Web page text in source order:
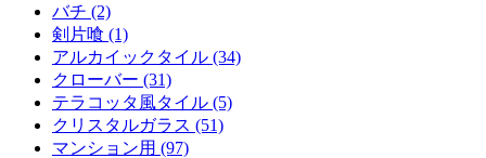
バチ (2)
剣片喰 (1)
アルカイックタイル (34)
クローバー (31)
テラコッタ風タイル (5)
クリスタルガラス (51)
マンション用 (97)